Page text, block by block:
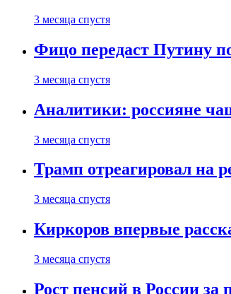
3 месяца спустя
Фицо передаст Путину
3 месяца спустя
Аналитики: россияне
3 месяца спустя
Трамп отреагировал
3 месяца спустя
Киркоров впервые
3 месяца спустя
Рост пенсий в России за